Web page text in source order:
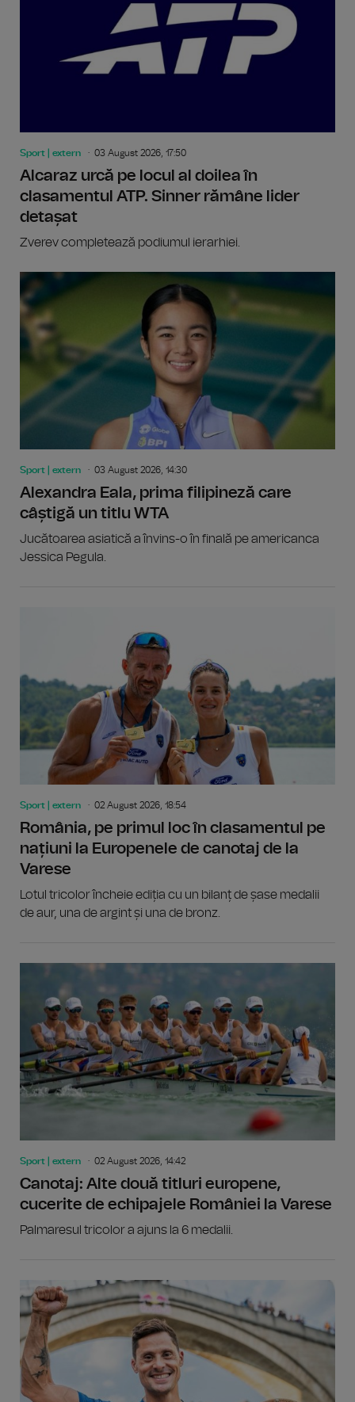
Sport | extern 03 August 2026, 17:50
Alcaraz urcă pe locul al doilea în
clasamentul ATP. Sinner rămâne lider
detașat
Zverev completează podiumul ierarhiei.
Sport | extern 03 August 2026, 14:30
Alexandra Eala, prima filipineză care
câștigă un titlu WTA
Jucătoarea asiatică a învins-o în finală pe americanca
Jessica Pegula.
Sport | extern 02 August 2026, 18:54
România, pe primul loc în clasamentul pe
națiuni la Europenele de canotaj de la
Varese
Lotul tricolor încheie ediția cu un bilanț de șase medalii
de aur, una de argint și una de bronz.
Sport | extern 02 August 2026, 14:42
Canotaj: Alte două titluri europene,
cucerite de echipajele României la Varese
Palmaresul tricolor a ajuns la 6 medalii.